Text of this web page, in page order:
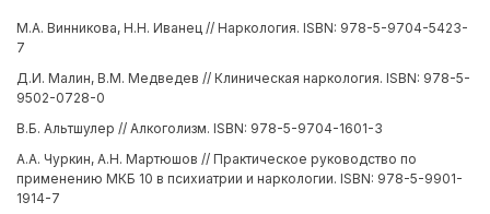
М.А. Винникова, Н.Н. Иванец // Наркология. ISBN: 978-5-9704-5423-
7
Д.И. Малин, В.М. Медведев // Клиническая наркология. ISBN: 978-5-
9502-0728-0
В.Б. Альтшулер // Алкоголизм. ISBN: 978-5-9704-1601-3
А.А. Чуркин, А.Н. Мартюшов // Практическое руководство по
применению МКБ 10 в психиатрии и наркологии. ISBN: 978-5-9901-
1914-7